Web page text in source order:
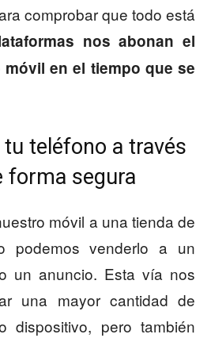
comprobar que todo está
nos abonan el
en el tiempo que se
teléfono a través
forma segura
móvil a una tienda de
podemos venderlo a un
un anuncio. Esta vía nos
una mayor cantidad de
dispositivo, pero también